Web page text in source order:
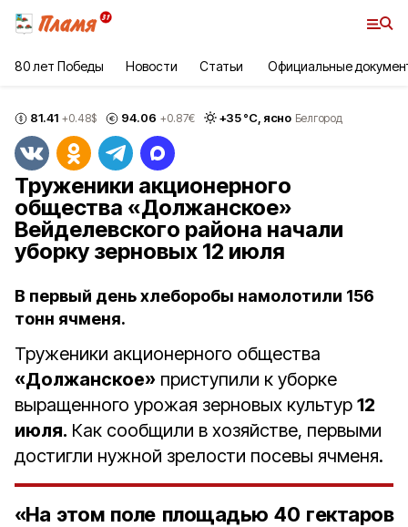
80 лет Победы Новости Статьи Официальные
81.41 +0.48$ 94.06 +0.87€ +35°С, ясно Белгород
Труженики акционерного
общества «Должанское»
Вейделевского района начали
уборку зерновых 12 июля
В первый день хлеборобы намолотили 156
тонн ячменя.
Труженики акционерного общества
«Должанское» приступили к уборке
выращенного урожая зерновых культур 12
июля. Как сообщили в хозяйстве, первыми
достигли нужной зрелости посевы ячменя.
«На этом поле площадью 40 гектаров